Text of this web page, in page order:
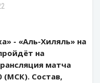
- «Аль-Хиляль» на
на
матча
(МСК). Состав,